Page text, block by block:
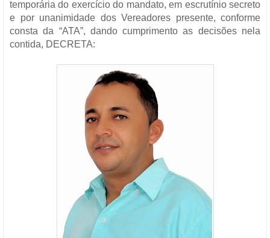
temporária do exercício do mandato, em escrutínio secreto
e por unanimidade dos Vereadores presente, conforme
consta da “ATA”, dando cumprimento as decisões nela
contida, DECRETA: